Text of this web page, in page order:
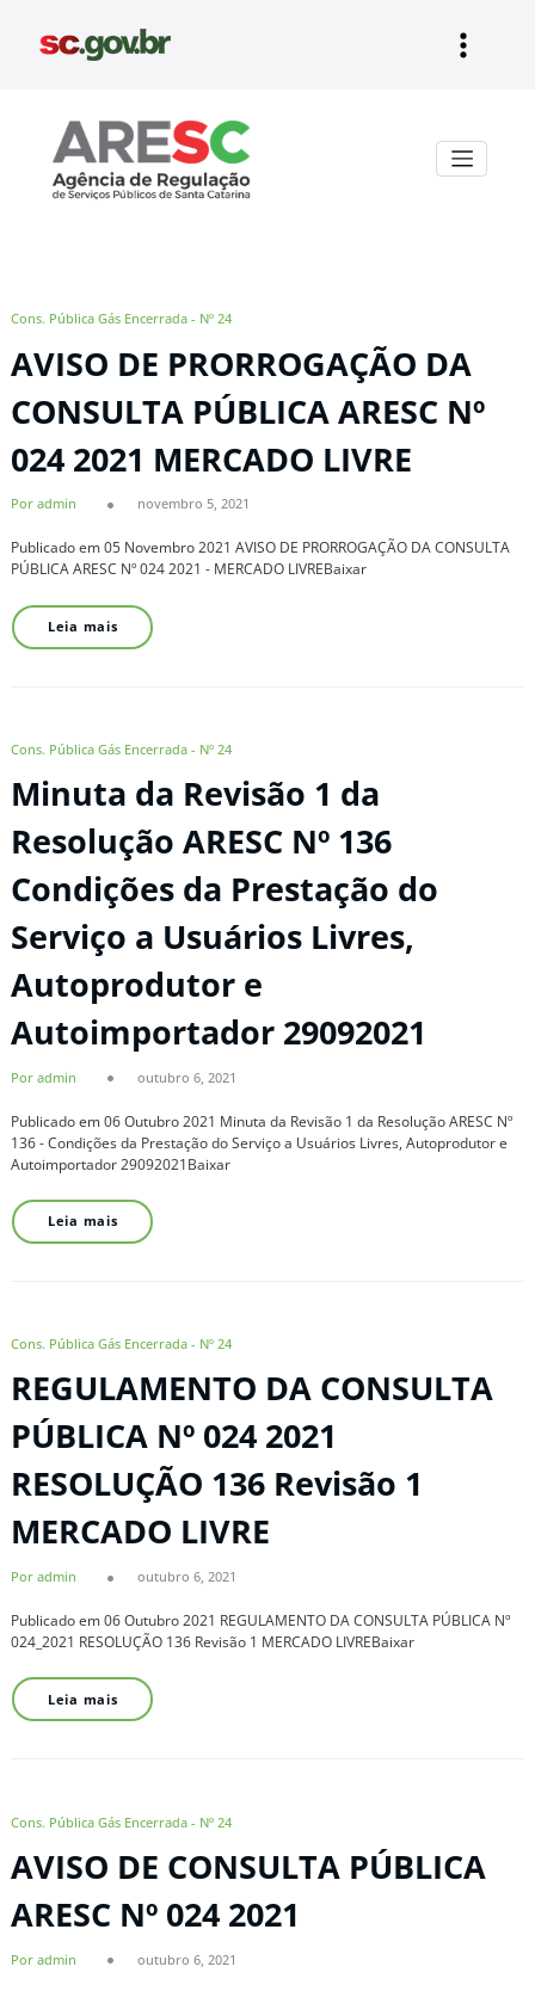
Cons. Pública Gás Encerrada - Nº 24
AVISO DE PRORROGAÇÃO DA
CONSULTA PÚBLICA ARESC Nº
024 2021 MERCADO LIVRE
Por admin novembro 5, 2021
Publicado em 05 Novembro 2021 AVISO DE PRORROGAÇÃO DA CONSULTA
PÚBLICA ARESC Nº 024 2021 - MERCADO LIVREBaixar
Leia mais
Cons. Pública Gás Encerrada - Nº 24
Minuta da Revisão 1 da
Resolução ARESC Nº 136
Condições da Prestação do
Serviço a Usuários Livres,
Autoprodutor e
Autoimportador 29092021
Por admin outubro 6, 2021
Publicado em 06 Outubro 2021 Minuta da Revisão 1 da Resolução ARESC Nº
136 - Condições da Prestação do Serviço a Usuários Livres, Autoprodutor e
Autoimportador 29092021Baixar
Leia mais
Cons. Pública Gás Encerrada - Nº 24
REGULAMENTO DA CONSULTA
PÚBLICA Nº 024 2021
RESOLUÇÃO 136 Revisão 1
MERCADO LIVRE
Por admin outubro 6, 2021
Publicado em 06 Outubro 2021 REGULAMENTO DA CONSULTA PÚBLICA Nº
024_2021 RESOLUÇÃO 136 Revisão 1 MERCADO LIVREBaixar
Leia mais
Cons. Pública Gás Encerrada - Nº 24
AVISO DE CONSULTA PÚBLICA
ARESC Nº 024 2021
Por admin outubro 6, 2021